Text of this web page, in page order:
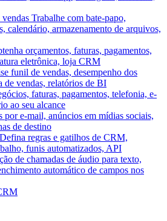
Trabalhe com bate-papo,
calendário, armazenamento de arquivos,
orçamentos, faturas, pagamentos,
eletrônica, loja CRM
funil de vendas, desempenho dos
de vendas, relatórios de BI
faturas, pagamentos, telefonia, e-
ao seu alcance
por e-mail, anúncios em mídias sociais,
de destino
Defina regras e gatilhos de CRM,
funis automatizados, API
de chamadas de áudio para texto,
automático de campos nos